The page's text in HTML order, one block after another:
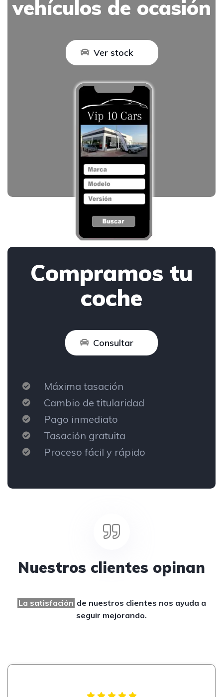
vehículos de ocasión
Ver stock
Compramos tu
coche
Consultar
Máxima tasación
Cambio de titularidad
Pago inmediato
Tasación gratuita
Proceso fácil y rápido
Nuestros clientes opinan
La satisfación de nuestros clientes nos ayuda a
seguir mejorando.